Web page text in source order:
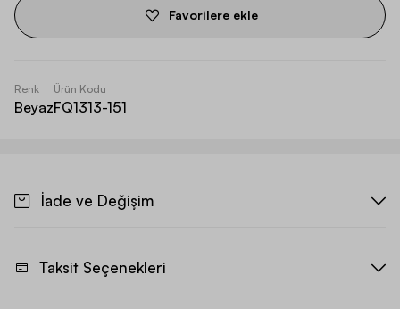
Favorilere ekle
Renk
Beyaz
Ürün Kodu
FQ1313-151
İade ve Değişim
Taksit Seçenekleri